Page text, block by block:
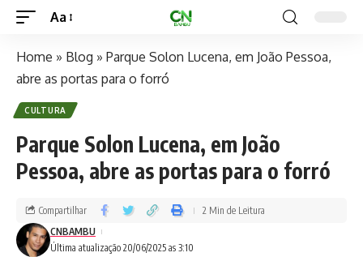
Aa
Home » Blog » Parque Solon Lucena, em João Pessoa,
abre as portas para o forró
CULTURA
Parque Solon Lucena, em João
Pessoa, abre as portas para o forró
Última atualização 20/06/2025 as 3:10
CNBAMBU
Compartilhar 2 Min de Leitura